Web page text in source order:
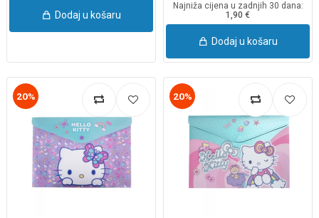
Dodaj u košaru
Najniža cijena u zadnjih 30 dana:
1,90 €
Dodaj u košaru
20% 20%